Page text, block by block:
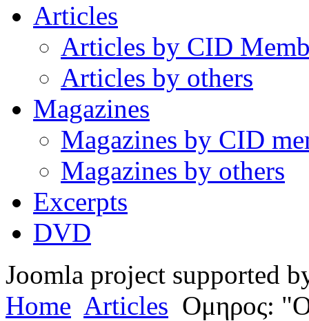
Articles
Articles by CID
Articles by others
Magazines
Magazines by CID
Magazines by others
Excerpts
DVD
Joomla project supported
Home Articles Ομηρος: